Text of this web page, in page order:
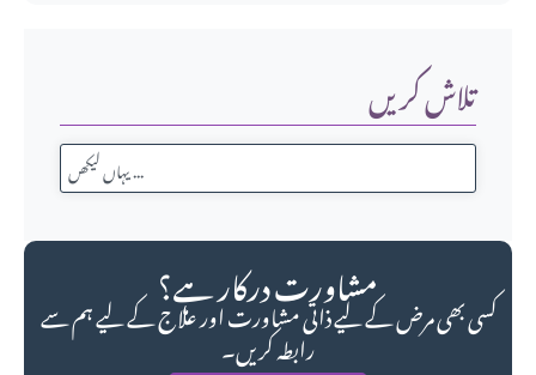
تلاش کریں
مشاورت درکار ہے؟
کسی بھی مرض کے لیے ذاتی مشاورت اور علاج کے لیے ہم سے
رابطہ کریں۔